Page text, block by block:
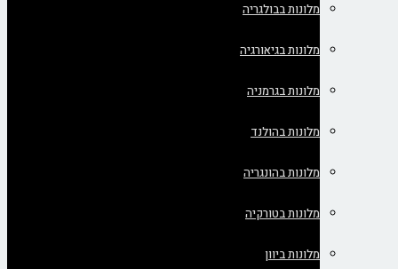
מלונות בבולגריה
מלונות בגיאורגיה
מלונות בגרמניה
מלונות בהולנד
מלונות בהונגריה
מלונות בטורקיה
מלונות ביוון